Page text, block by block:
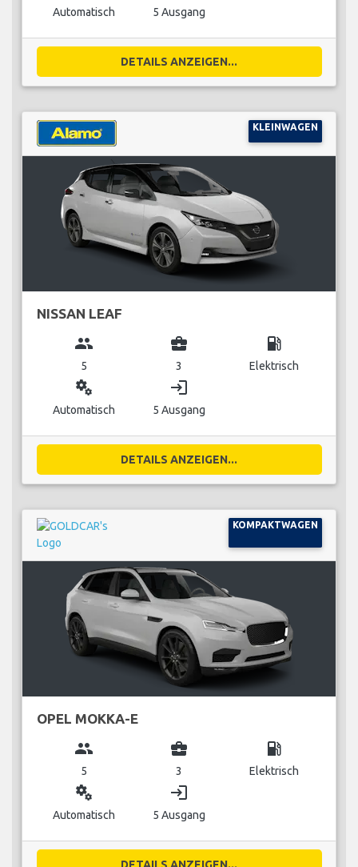
Automatisch 5 Ausgang
DETAILS ANZEIGEN...
KLEINWAGEN
NISSAN LEAF
group
5
business_center
3
local_gas_station
Elektrisch
miscellaneous_services
Automatisch
login
5 Ausgang
DETAILS ANZEIGEN...
KOMPAKTWAGEN
OPEL MOKKA-E
group
5
business_center
3
local_gas_station
Elektrisch
miscellaneous_services
Automatisch
login
5 Ausgang